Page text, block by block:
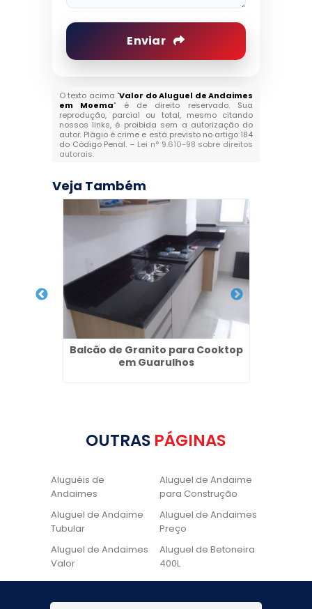
Enviar
O texto acima "Valor do Aluguel de Andaimes
em Moema" é de direito reservado. Sua
reprodução, parcial ou total, mesmo citando
nossos links, é proibida sem a autorização do
autor. Plágio é crime e está previsto no artigo 184
do Código Penal. – Lei n° 9.610-98 sobre direitos
autorais.
Veja Também
Balcão de Granito para Cooktop
em Guarulhos
OUTRAS PÁGINAS
Aluguéis de
Andaimes
Aluguel de Andaime
para Construção
Aluguel de Andaime
Tubular
Aluguel de Andaimes
Preço
Aluguel de Andaimes
Valor
Aluguel de Betoneira
400L
Aluguel de Betoneira
Cadeira de Pintura